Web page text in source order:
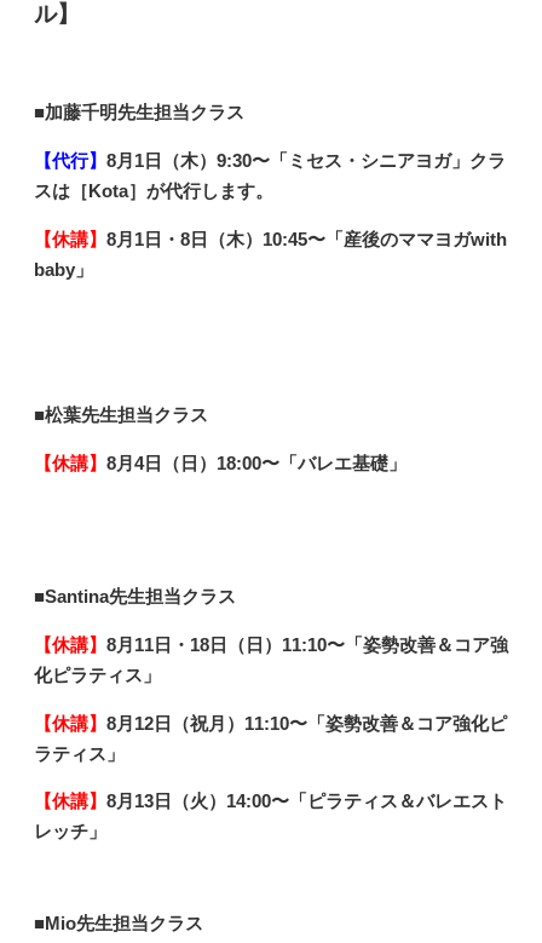
ル】
■加藤千明先生担当クラス
【代行】 8月1日（木）9:30〜「ミセス・シニアヨガ」クラ
スは［Kota］が代行します。
【休講】 8月1日・8日（木） 10:45〜「産後のママヨガwith
baby」
■松葉先生担当クラス
【休講】 8月4日（日）18:00〜「バレエ基礎 」
■Santina先生担当クラス
【休講】 8月11日・18日（日）11:10〜「姿勢改善＆コア強
化ピラティス 」
【休講】 8月12日（祝月）11:10〜「姿勢改善＆コア強化ピ
ラティス 」
【休講】 8月13日（火）14:00〜「ピラティス＆バレエスト
レッチ 」
■Mio先生担当クラス